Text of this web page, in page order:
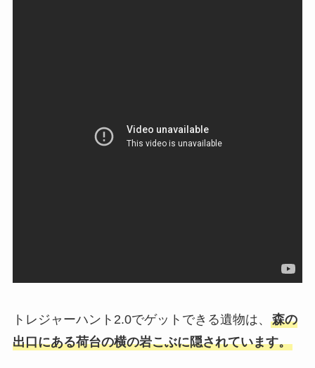
トレジャーハント2.0でゲットできる遺物は、 森の
出口にある荷台の横の岩こぶに隠されています。